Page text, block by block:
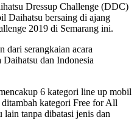
Dressup Challenge (DDC)
Daihatsu bersaing di ajang
2019 di Semarang ini.
dari serangkaian acara
dan Indonesia
6 kategori line up mobil
kategori Free for All
tanpa dibatasi jenis dan